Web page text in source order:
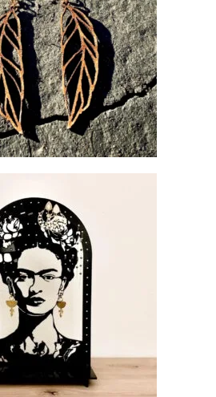
ALLONGÉES
€ 16.90
FRIDA OU LA
AUX ROSES
€25.00